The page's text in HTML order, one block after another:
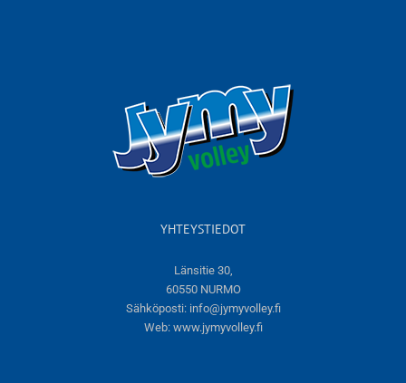
YHTEYSTIEDOT
Länsitie 30,
60550 NURMO
Sähköposti: info@jymyvolley.fi
Web: www.jymyvolley.fi